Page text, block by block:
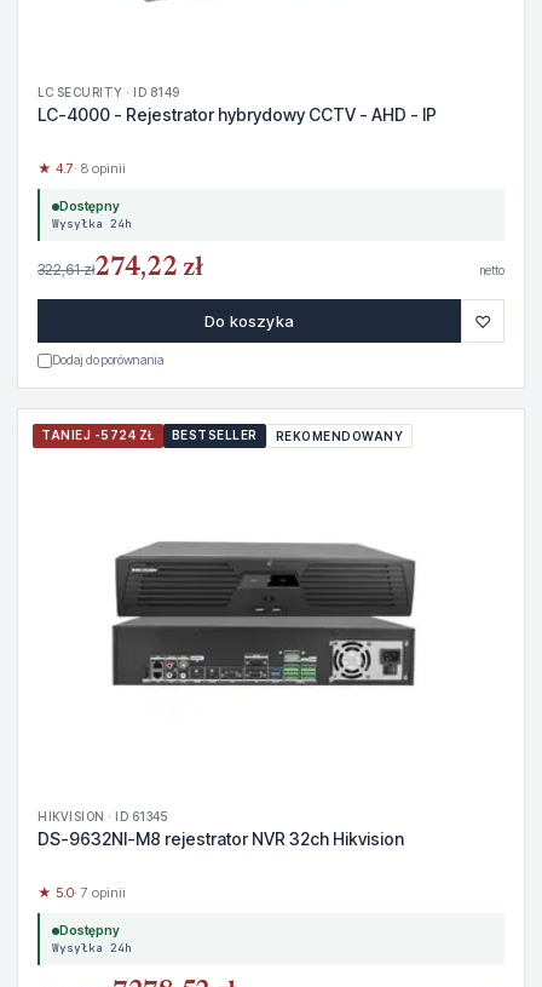
LC SECURITY · ID 8149
LC-4000 - Rejestrator hybrydowy CCTV - AHD - IP
★ 4.7· 8 opinii
Dostępny
Wysyłka 24h
322,61 zł274,22 zł netto
Do koszyka ♡
Dodaj do porównania
TANIEJ -5724 ZŁ BESTSELLER REKOMENDOWANY
HIKVISION · ID 61345
DS-9632NI-M8 rejestrator NVR 32ch Hikvision
★ 5.0· 7 opinii
Dostępny
Wysyłka 24h